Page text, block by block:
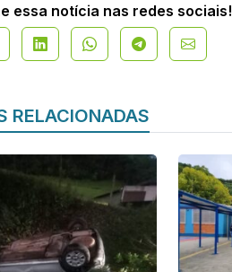
essa notícia nas redes sociais!
RELACIONADAS